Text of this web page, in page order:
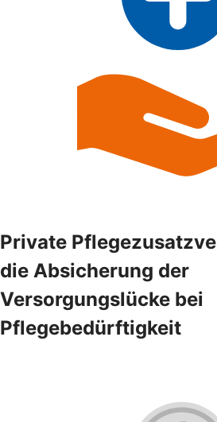
Private
die Absicherung der
Versorgungslücke bei
Pflegebedürftigkeit